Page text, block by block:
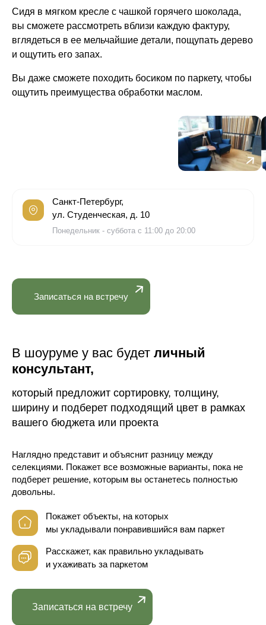
Сидя в мягком кресле с чашкой горячего шоколада,
вы сможете рассмотреть вблизи каждую фактуру,
вглядеться в ее мельчайшие детали, пощупать дерево
и ощутить его запах.
Вы даже сможете походить босиком по паркету, чтобы
ощутить преимущества обработки маслом.
Санкт-Петербург,
ул. Студенческая, д. 10
Понедельник - суббота с 11:00 до 20:00
Записаться на встречу
В шоуруме у вас будет личный
консультант,
который предложит сортировку, толщину,
ширину и подберет подходящий цвет в рамках
вашего бюджета или проекта
Наглядно представит и объяснит разницу между
селекциями. Покажет все возможные варианты, пока не
подберет решение, которым вы останетесь полностью
довольны.
Покажет объекты, на которых
мы укладывали понравившийся вам паркет
Расскажет, как правильно укладывать
и ухаживать за паркетом
Записаться на встречу